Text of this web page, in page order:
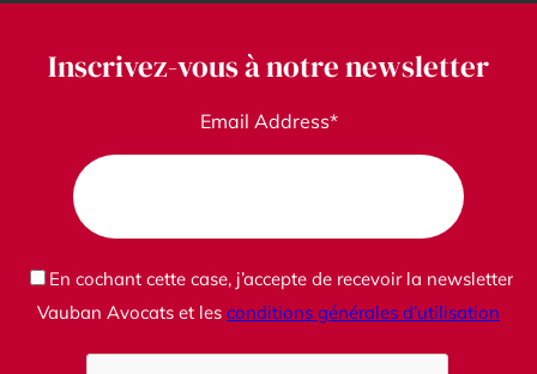
Inscrivez-vous à notre newsletter
Email Address*
En cochant cette case, j’accepte de recevoir la newsletter
Vauban Avocats et les conditions générales d’utilisation